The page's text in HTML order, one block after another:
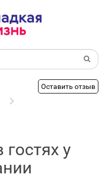
Оставить отзыв
у